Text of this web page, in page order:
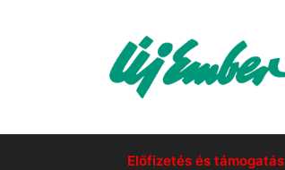
Előfizetés és támogatás